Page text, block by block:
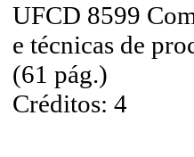
UFCD 8599
e técnicas de
(61 pág.)
Créditos: 4